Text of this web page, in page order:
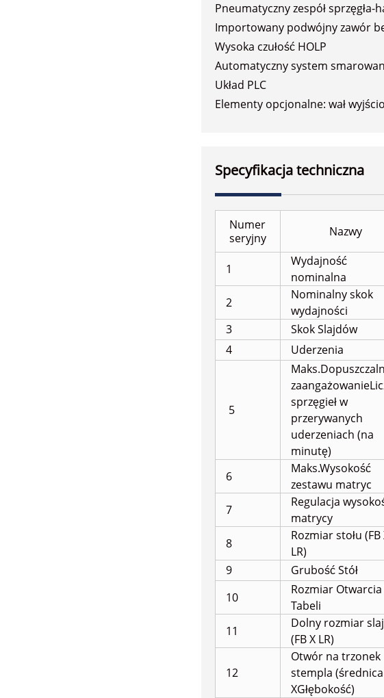
Pneumatyczny zespół
Importowany podwójny zawór
Wysoka czułość HOLP
Automatyczny system
Układ PLC
Elementy opcjonalne: wał
Specyfikacja techniczna
Numer
seryjny
Nazwy
1
Wydajność
nominalna
2
Nominalny skok
wydajności
3
Skok Slajdów
4
Uderzenia
5
zaangażowanie
sprzęgieł w
przerywanych
uderzeniach (na
minutę)
6
Maks.Wysokość
zestawu matryc
7
Regulacja
matrycy
8
Rozmiar stołu (FB
LR)
9
Grubość Stół
10
Rozmiar Otwarcia
Tabeli
11
Dolny rozmiar
(FB X LR)
12
Otwór na trzonek
stempla (średnica
XGłębokość)